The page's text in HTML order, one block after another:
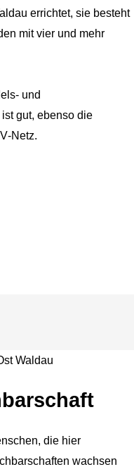
errichtet, sie besteht
mit vier und mehr
und
gut, ebenso die
die hier
wachsen